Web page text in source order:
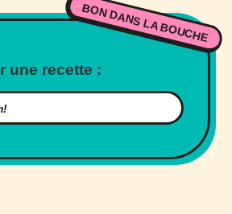
BON DANS LA BOUCHE
une recette :